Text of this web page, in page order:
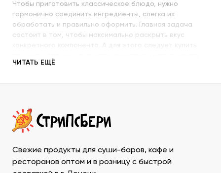
Чтобы приготовить классическое блюдо, нужно
гармонично соединить ингредиенты, слегка их
обработать и правильно оформить. Главная задача
состоит в том, чтобы максимально раскрыть вкус
их со знанием всех секретов.
происхождение и свежесть каждого продукта, условия
транспортировки и хранения, дальнейшего
ДНР у нас – значит, получить качественную продукцию
в течение минимально возможного времени и
ассортименте, который необходим для приготовления и
ЧИТАТЬ ЕЩЁ
Свежие продукты для суши-баров, кафе и
ресторанов оптом и в розницу с быстрой